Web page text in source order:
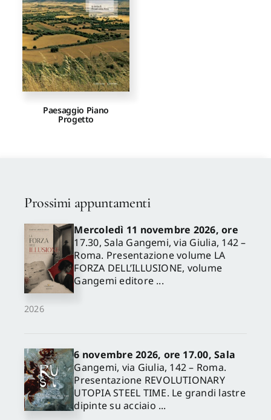
Proposte di pubblicazione
Gangemi Editore
NewsletterPaesaggio Piano
Progetto
Prossimi appuntamenti
2026
Mercoledì 11 novembre 2026, ore
17.30, Sala Gangemi, via Giulia, 142 –
Roma. Presentazione volume LA
FORZA DELL’ILLUSIONE, volume
Gangemi editore ...
6 novembre 2026, ore 17.00, Sala
Gangemi, via Giulia, 142 – Roma.
Presentazione REVOLUTIONARY
UTOPIA STEEL TIME. Le grandi lastre
dipinte su acciaio ...